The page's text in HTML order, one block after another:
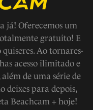
já! Oferecemos um
gratuito! E
Ao tornares-
acesso ilimitado e
além de uma série de
deixes para depois,
Beachcam + hoje!